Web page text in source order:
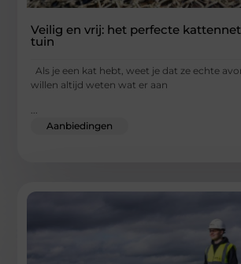
Veilig en vrij: het perfecte
tuin
Als je een kat hebt, weet je dat ze echte
willen altijd weten wat er aan
...
Aanbiedingen